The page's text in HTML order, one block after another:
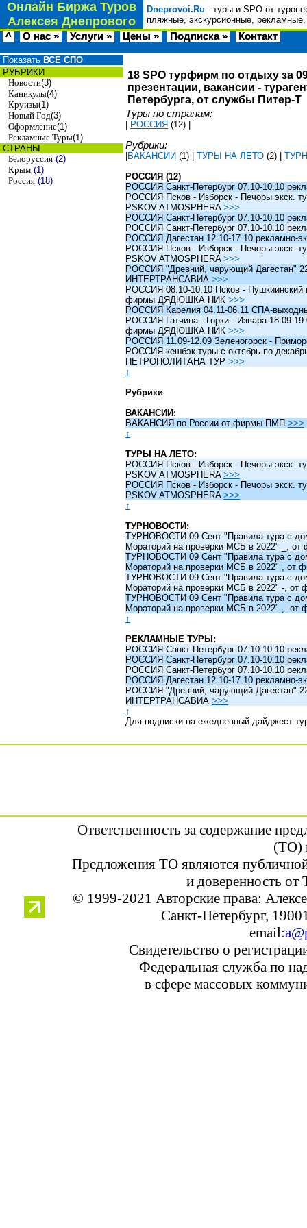
Онлайн Биржа Туров
Алексея Днепрового
Dneprovoi.Ru - туры и SPO от
пляжные, экскурсионные,
^ О нас » Услуги » Цены » Подписка » Контакт
Показать ВСЕ СПО
РУБРИКИ
Новости(3)
Каникулы(4)
Круизы(1)
Новый Год(3)
Оформление(1)
Рекламные Туры(1)
СТРАНЫ
Белоруссия (2)
Крым (1)
Россия (18)
18 SPO турфирм по отдыху за
презентации, вакансии -
Петербурга, от службы Питер-Т
Туры по странам:
РОССИЯ (12)
Рубрики:
ВАКАНСИИ (1) ТУРЫ НА ЛЕТО (2)
РОССИЯ (12)
РОССИЯ Санкт-Петербург 07.10-10.10
РОССИЯ Псков - Изборск - Печоры экск.
PSKOV ATMOSPHERA >>>
РОССИЯ Санкт-Петербург 07.10-10.10
РОССИЯ Санкт-Петербург 07.10-10.10
РОССИЯ Дагестан 12.10-17.10 рекламно-
РОССИЯ Псков - Изборск - Печоры экск.
PSKOV ATMOSPHERA >>>
РОССИЯ "Древний, чарующий Дагестан"
ИНТЕРТРАНСАВИА >>>
РОССИЯ 08.10-10.10 Псков - Пушкиинский
фирмы ДЯДЮШКА НИК >>>
РОССИЯ Карелия 04.11-06.11 СПА-
РОССИЯ Гатчина - Горки - Извара 18.09-
фирмы ДЯДЮШКА НИК >>>
РОССИЯ 11.09-12.09 Зеленогорск -
РОССИЯ кешбэк туры c октябрь по
ПЕТРОПОЛИТАНА ТУР >>>
↑
Рубрики
ВАКАНСИИ:
ВАКАНСИЯ по России от фирмы ПМП >>>
↑
ТУРЫ НА ЛЕТО:
РОССИЯ Псков - Изборск - Печоры экск.
PSKOV ATMOSPHERA >>>
РОССИЯ Псков - Изборск - Печоры экск.
PSKOV ATMOSPHERA >>>
↑
ТУРНОВОСТИ:
ТУРНОВОСТИ 09 Сент "Правила тура с
Мораторий на проверки МСБ в 2022" _,
ТУРНОВОСТИ 09 Сент "Правила тура с
Мораторий на проверки МСБ в 2022" ,
ТУРНОВОСТИ 09 Сент "Правила тура с
Мораторий на проверки МСБ в 2022" -,
ТУРНОВОСТИ 09 Сент "Правила тура с
Мораторий на проверки МСБ в 2022" ,-
↑
РЕКЛАМНЫЕ ТУРЫ:
РОССИЯ Санкт-Петербург 07.10-10.10
РОССИЯ Санкт-Петербург 07.10-10.10
РОССИЯ Санкт-Петербург 07.10-10.10
РОССИЯ Дагестан 12.10-17.10 рекламно-
РОССИЯ "Древний, чарующий Дагестан"
ИНТЕРТРАНСАВИА >>>
↑
Для подписки на ежедневный дайджест
Ответственность за содержание
(ТО)
Предложения ТО являются
и доверенность от
© 1999-2021 Авторские права:
Санкт-Петербург,
email:
Свидетельство о
Федеральная служба по
в сфере массовых